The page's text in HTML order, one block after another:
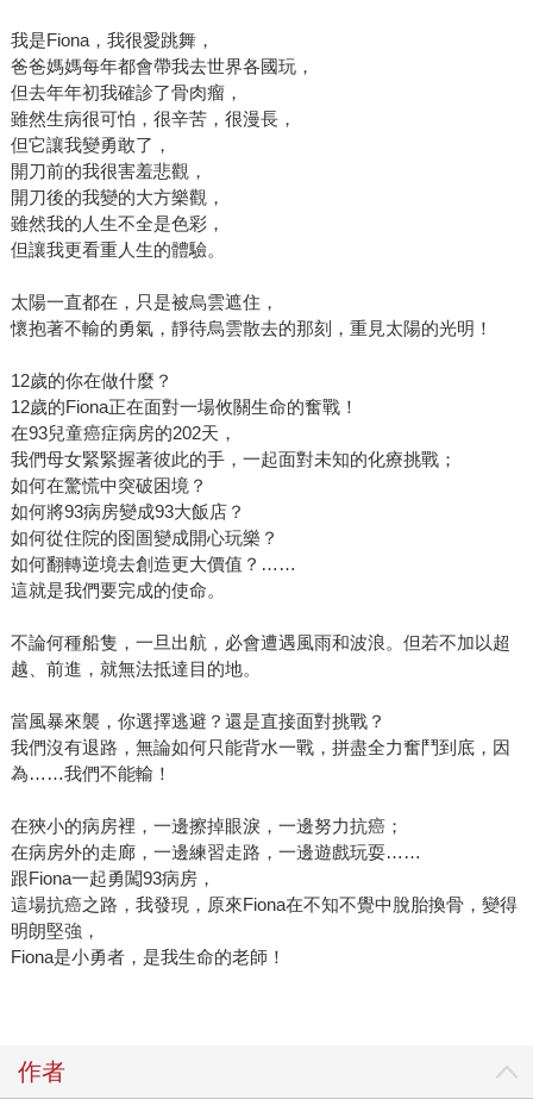
我是Fiona，我很愛跳舞，
爸爸媽媽每年都會帶我去世界各國玩，
但去年年初我確診了骨肉瘤，
雖然生病很可怕，很辛苦，很漫長，
但它讓我變勇敢了，
開刀前的我很害羞悲觀，
開刀後的我變的大方樂觀，
雖然我的人生不全是色彩，
但讓我更看重人生的體驗。
太陽一直都在，只是被烏雲遮住，
懷抱著不輸的勇氣，靜待烏雲散去的那刻，重見太陽的光明！
12歲的你在做什麼？
12歲的Fiona正在面對一場攸關生命的奮戰！
在93兒童癌症病房的202天，
我們母女緊緊握著彼此的手，一起面對未知的化療挑戰；
如何在驚慌中突破困境？
如何將93病房變成93大飯店？
如何從住院的囹圄變成開心玩樂？
如何翻轉逆境去創造更大價值？……
這就是我們要完成的使命。
不論何種船隻，一旦出航，必會遭遇風雨和波浪。但若不加以超
越、前進，就無法抵達目的地。
當風暴來襲，你選擇逃避？還是直接面對挑戰？
我們沒有退路，無論如何只能背水一戰，拼盡全力奮鬥到底，因
為……我們不能輸！
在狹小的病房裡，一邊擦掉眼淚，一邊努力抗癌；
在病房外的走廊，一邊練習走路，一邊遊戲玩耍……
跟Fiona一起勇闖93病房，
這場抗癌之路，我發現，原來Fiona在不知不覺中脫胎換骨，變得
明朗堅強，
Fiona是小勇者，是我生命的老師！
作者